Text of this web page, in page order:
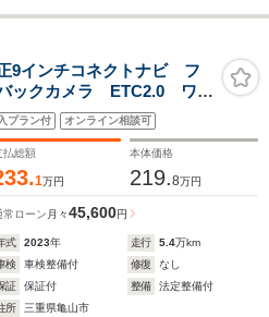
インチコネクトナビ フ
ックカメラ ETC2.0 ワン
レーダークルーズC Aス
正アルミ スペアキー
プラン付 オンライン相談可
払総額
1万円
本体価格
219.8万円
常ローン 月々45,600円
式 2023年 走行 5.4万km
検
車検整備付 修復
なし
証
保証付 整備
法定整備付
所
三重県亀山市